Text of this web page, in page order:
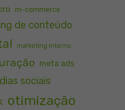
m-commerce
de conteúdo
marketing interno
meta ads
sociais
otimização